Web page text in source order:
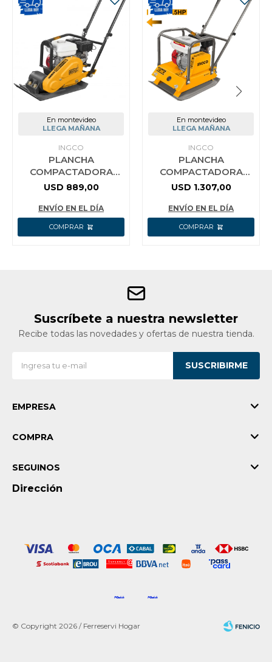
En montevideo
LLEGA MAÑANA
INGCO
PLANCHA
COMPACTADORA
60KG GASOLINA
USD 889,00
ENVÍO EN EL DÍA
En montevideo
LLEGA MAÑANA
INGCO
PLANCHA
COMPACTADORA
90KG MOTOR HONDA
USD 1.307,00
ENVÍO EN EL DÍA
Suscríbete a nuestra newsletter
Recibe todas las novedades y ofertas de nuestra tienda.
SUSCRIBIRME
EMPRESA
COMPRA
Dirección
SEGUINOS
© Copyright 2026 / Ferreservi Hogar